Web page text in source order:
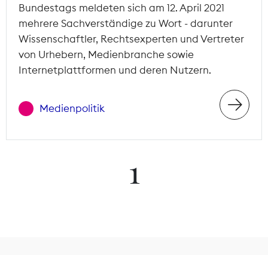
Bundestags meldeten sich am 12. April 2021
mehrere Sachverständige zu Wort - darunter
Wissenschaftler, Rechtsexperten und Vertreter
von Urhebern, Medienbranche sowie
Internetplattformen und deren Nutzern.
Medienpolitik
1